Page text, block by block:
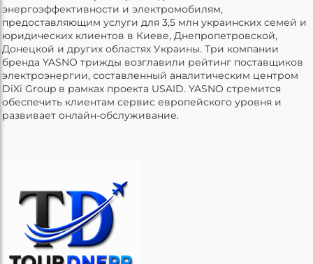
энергоэффективности и электромобилям,
предоставляющим услуги для 3,5 млн украинских семей и
юридических клиентов в Киеве, Днепропетровской,
Донецкой и других областях Украины. Три компании
бренда YASNO трижды возглавили рейтинг поставщиков
электроэнергии, составленный аналитическим центром
DiXi Group в рамках проекта USAID. YASNO стремится
обеспечить клиентам сервис европейского уровня и
развивает онлайн-обслуживание.